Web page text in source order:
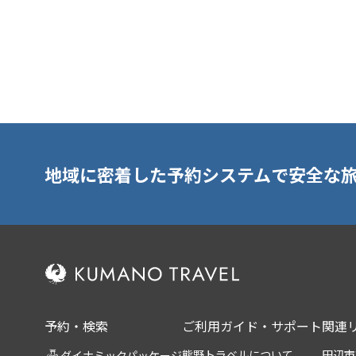
地域に密着した予約システムで安全な
予約・検索 ご利用ガイド・サポート関連